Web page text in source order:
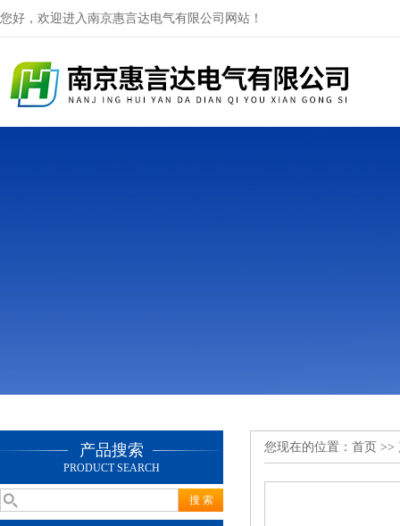
您好，欢迎进入南京惠言达电气有限公司网站！
产品搜索
PRODUCT SEARCH
您现在的位置： 首页 >>